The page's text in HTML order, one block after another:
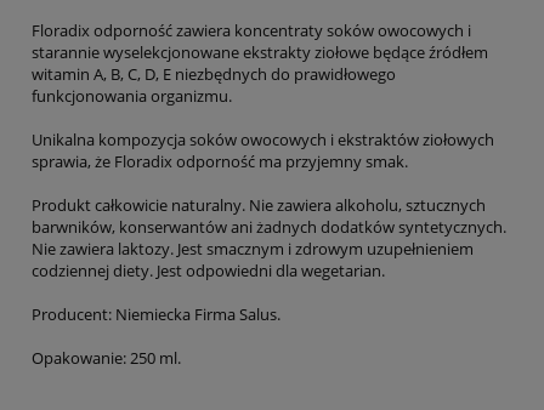
Floradix odporność zawiera koncentraty soków owocowych i
starannie wyselekcjonowane ekstrakty ziołowe będące źródłem
witamin A, B, C, D, E niezbędnych do prawidłowego
funkcjonowania organizmu.
Unikalna kompozycja soków owocowych i ekstraktów ziołowych
sprawia, że Floradix odporność ma przyjemny smak.
Produkt całkowicie naturalny. Nie zawiera alkoholu, sztucznych
barwników, konserwantów ani żadnych dodatków syntetycznych.
Nie zawiera laktozy. Jest smacznym i zdrowym uzupełnieniem
codziennej diety. Jest odpowiedni dla wegetarian.
Producent: Niemiecka Firma Salus.
Opakowanie: 250 ml.